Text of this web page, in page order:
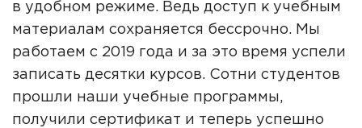
в удобном режиме. Ведь доступ к учебным
материалам сохраняется бессрочно. Мы
работаем с 2019 года и за это время успели
записать десятки курсов. Сотни студентов
прошли наши учебные программы,
получили сертификат и теперь успешно